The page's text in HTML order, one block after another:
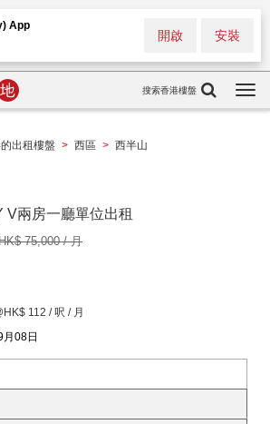
App
安裝
開啟
搜索香港樓盤
出租樓盤 > 西區 > 西半山
V兩房一廳單位出租
75,000 / 月
112 / 呎 / 月
08日